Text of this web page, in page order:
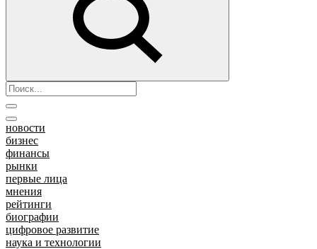
новости
бизнес
финансы
рынки
первые лица
мнения
рейтинги
биографии
цифровое развитие
наука и технологии